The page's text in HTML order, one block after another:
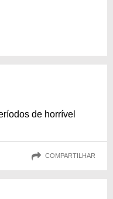
de horrível
COMPARTILHAR